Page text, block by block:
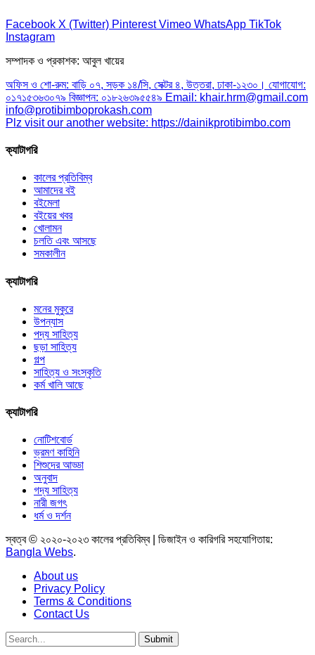
Facebook X (Twitter) Pinterest Vimeo WhatsApp TikTok
Instagram
সম্পাদক ও প্রকাশক: আবুল খায়ের
অফিস ও শো-রুম: বাড়ি ০৭, সড়ক ১৪/সি, সেক্টর ৪, উত্তরা, ঢাকা-১২৩০। যোগাযোগ:
০১৭১৫৩৬৩০৭৯ বিজ্ঞাপন: ০১৮২৬৩৯৫৫৪৯ Email: khair.hrm@gmail.com
info@protibimboprokash.com
Plz visit our another website: https://dainikprotibimbo.com
ক্যাটাগরি
কালের প্রতিবিম্ব
আমাদের বই
বইমেলা
বইয়ের খবর
খোলামন
চলতি এবং আসছে
সমকালীন
ক্যাটাগরি
মনের মুকুরে
উপন্যাস
পদ্য সাহিত্য
ছড়া সাহিত্য
গল্প
সাহিত্য ও সংস্কৃতি
কর্ম খালি আছে
ক্যাটাগরি
নোটিশবোর্ড
ভ্রমণ কাহিনি
শিশুদের আড্ডা
অনুবাদ
গদ্য সাহিত্য
নারী জগৎ
ধর্ম ও দর্শন
স্বত্ব © ২০২০-২০২৩ কালের প্রতিবিম্ব | ডিজাইন ও কারিগরি সহযোগিতায়:
Bangla Webs.
About us
Privacy Policy
Terms & Conditions
Contact Us
Submit